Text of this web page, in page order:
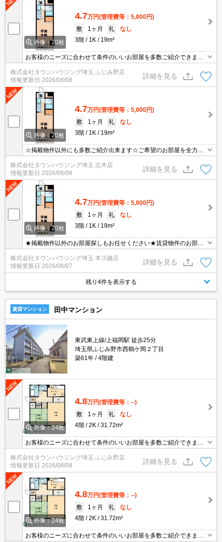
画像：20枚
4.7万円(管理費等：5,000円)
敷
1ヶ月 礼
なし
3階
1K 19m²
お客様のニーズに合わせて条件のいいお部屋を多数ご紹介できます♪
情報数No.1のタウンハウジングまで是非お問い合わせください！
株式会社タウンハウジング埼玉 ふじみ野店
情報更新日 2026/08/08
詳細を見る
画像：20枚
4.7万円(管理費等：5,000円)
敷
1ヶ月 礼
なし
3階
1K 19m²
☆掲載物件以外にも多数ご紹介出来ます☆ご希望のお部屋を全力で
お探しさせて頂きます♪
株式会社タウンハウジング埼玉 志木店
情報更新日 2026/08/08
詳細を見る
画像：20枚
4.7万円(管理費等：5,000円)
敷
1ヶ月 礼
なし
3階
1K 19m²
★掲載物件以外のお部屋探しもお任せください★賃貸物件のお部屋
探しはタウンハウジングへ★
株式会社タウンハウジング埼玉 本川越店
情報更新日 2026/08/07
詳細を見る
残り4件を表示する
賃貸マンション 田中マンション
東武東上線/上福岡駅 徒歩25分
埼玉県ふじみ野市西鶴ケ岡２丁目
築61年
4階建
画像：24枚
4.8万円(管理費等：--)
敷
1ヶ月 礼
なし
4階
2K 31.72m²
お客様のニーズに合わせて条件のいいお部屋を多数ご紹介できます♪
情報数No.1のタウンハウジングまで是非お問い合わせください！
株式会社タウンハウジング埼玉 ふじみ野店
情報更新日 2026/08/08
詳細を見る
画像：24枚
4.8万円(管理費等：--)
敷
1ヶ月 礼
なし
4階
2K 31.72m²
お客様のニーズに合わせて条件のいいお部屋を多数ご紹介できます♪